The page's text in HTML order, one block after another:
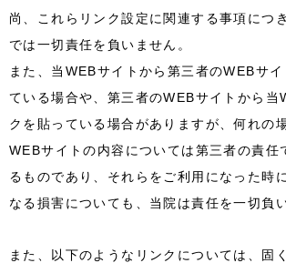
尚、これらリンク設定に関連する事項につ
では一切責任を負いません。
また、当WEBサイトから第三者のWEBサ
ている場合や、第三者のWEBサイトから当
クを貼っている場合がありますが、何れの
WEBサイトの内容については第三者の責任
るものであり、それらをご利用になった時
なる損害についても、当院は責任を一切負
また、以下のようなリンクについては、固